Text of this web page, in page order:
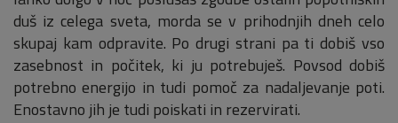
duš iz celega sveta, morda se v prihodnjih dneh celo
skupaj kam odpravite. Po drugi strani pa ti dobiš vso
zasebnost in počitek, ki ju potrebuješ. Povsod dobiš
potrebno energijo in tudi pomoč za nadaljevanje poti.
Enostavno jih je tudi poiskati in rezervirati.